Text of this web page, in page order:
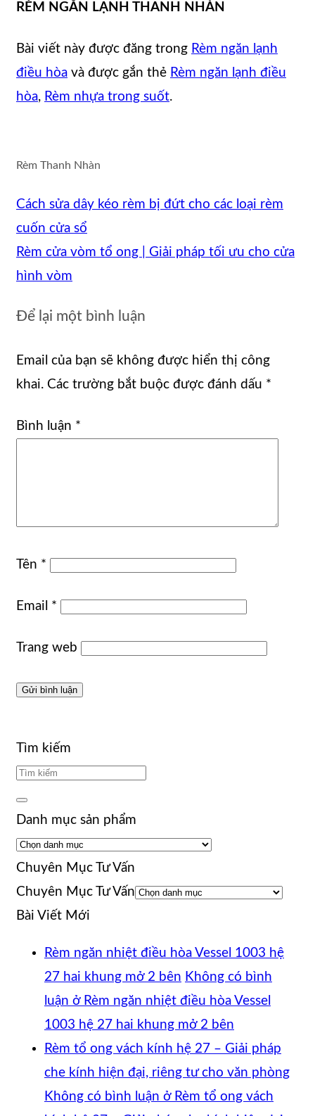
RÈM NGĂN LẠNH THANH NHÀN
Bài viết này được đăng trong Rèm ngăn lạnh
điều hòa và được gắn thẻ Rèm ngăn lạnh điều
hòa, Rèm nhựa trong suốt.
Rèm Thanh Nhàn
Cách sửa dây kéo rèm bị đứt cho các loại rèm
cuốn cửa sổ
Rèm cửa vòm tổ ong | Giải pháp tối ưu cho cửa
hình vòm
Để lại một bình luận
Email của bạn sẽ không được hiển thị công
khai. Các trường bắt buộc được đánh dấu *
Bình luận *
Tên *
Email *
Trang web
Tìm kiếm
Danh mục sản phẩm
Chuyên Mục Tư Vấn
Chuyên Mục Tư Vấn
Bài Viết Mới
Rèm ngăn nhiệt điều hòa Vessel 1003 hệ
27 hai khung mở 2 bên Không có bình
luận ở Rèm ngăn nhiệt điều hòa Vessel
1003 hệ 27 hai khung mở 2 bên
Rèm tổ ong vách kính hệ 27 – Giải pháp
che kính hiện đại, riêng tư cho văn phòng
Không có bình luận ở Rèm tổ ong vách